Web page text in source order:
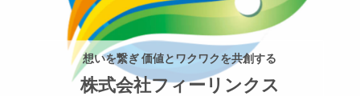
想いを繋ぎ 価値とワクワクを共創する
株式会社フィーリンクス